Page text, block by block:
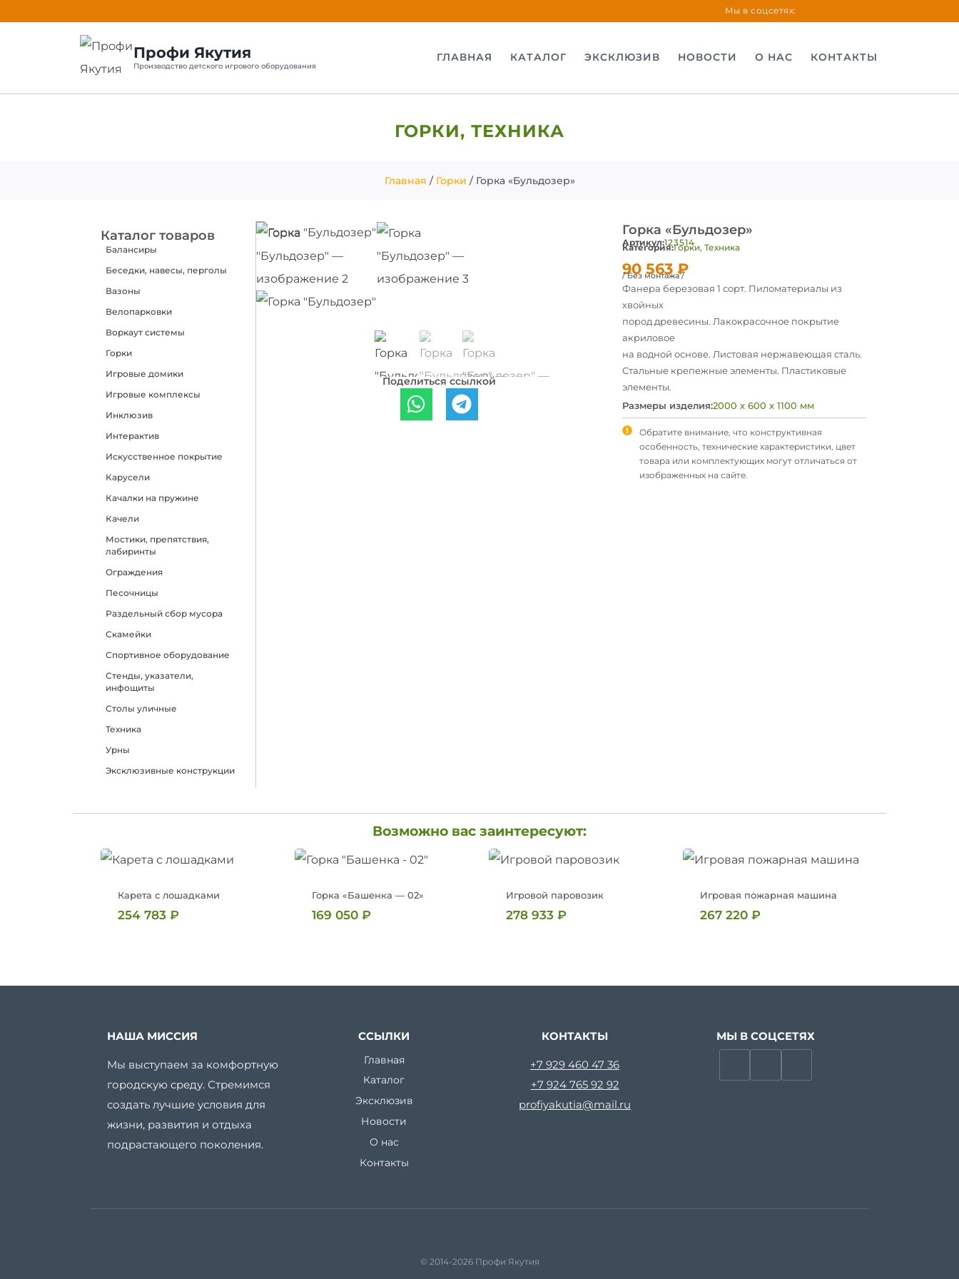
Мы в соцсетях:
Профи Якутия
Производство детского игрового оборудования
ГЛАВНАЯ КАТАЛОГ ЭКСКЛЮЗИВ НОВОСТИ О НАС КОНТАКТЫ
ГОРКИ, ТЕХНИКА
Главная / Горки / Горка «Бульдозер»
Каталог товаров
Балансиры
Беседки, навесы, перголы
Вазоны
Велопарковки
Воркаут системы
Горки
Игровые домики
Игровые комплексы
Инклюзив
Интерактив
Искусственное покрытие
Карусели
Качалки на пружине
Качели
Мостики, препятствия,
лабиринты
Ограждения
Песочницы
Раздельный сбор мусора
Скамейки
Спортивное оборудование
Стенды, указатели,
инфощиты
Столы уличные
Техника
Урны
Эксклюзивные конструкции
Поделиться ссылкой
Горка «Бульдозер»
Артикул:123514
Категория:Горки, Техника
90 563 ₽
/ Без монтажа /
Фанера березовая 1 сорт. Пиломатериалы из
хвойных
пород древесины. Лакокрасочное покрытие
акриловое
на водной основе. Листовая нержавеющая сталь.
Стальные крепежные элементы. Пластиковые
элементы.
Размеры изделия:2000 х 600 х 1100 мм
Обратите внимание, что конструктивная
особенность, технические характеристики, цвет
товара или комплектующих могут отличаться от
изображенных на сайте.
Возможно вас заинтересуют:
Карета с лошадками
254 783 ₽
Горка «Башенка — 02»
169 050 ₽
Игровой паровозик
278 933 ₽
Игровая пожарная машина
267 220 ₽
НАША МИССИЯ
Мы выступаем за комфортную
городскую среду. Стремимся
создать лучшие условия для
жизни, развития и отдыха
подрастающего поколения.
ССЫЛКИ
Главная
Каталог
Эксклюзив
Новости
О нас
Контакты
КОНТАКТЫ
+7 929 460 47 36
+7 924 765 92 92
profiyakutia@mail.ru
МЫ В СОЦСЕТЯХ
© 2014-2026 Профи Якутия